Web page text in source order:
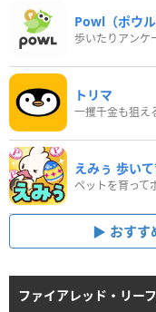
Powl（ポウル
トリマ
一攫千金も狙え
えみぅ 歩い
おすす
ファイアレッド・リー